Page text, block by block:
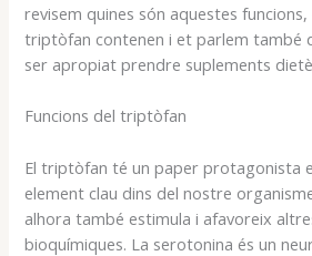
revisem quines són aquestes
triptòfan contenen i et parlem també
ser apropiat prendre suplements
Funcions del triptòfan
El triptòfan té un paper protagonista
element clau dins del nostre
alhora també estimula i afavoreix
bioquímiques. La serotonina és un